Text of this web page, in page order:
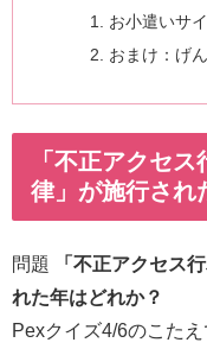
お小遣いサ
おまけ：げ
「不正アクセ
律」が施行され
問題
「不正アクセス
れた年はどれか？
Pexクイズ4/6のこたえ